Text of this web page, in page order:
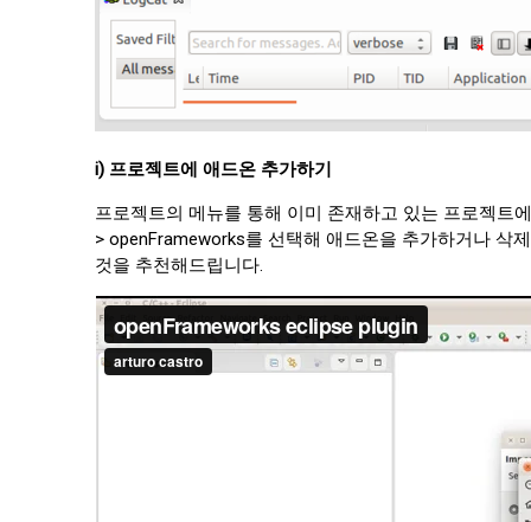
i) 프로젝트에 애드온 추가하기
프로젝트의 메뉴를 통해 이미 존재하고 있는 프로젝트
> openFrameworks를 선택해 애드온을 추가하거나 삭
것을 추천해드립니다.